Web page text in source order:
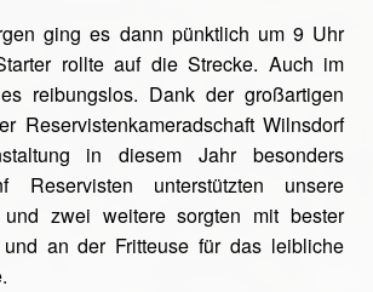
ging es dann pünktlich um 9 Uhr
rollte auf die Strecke. Auch im
reibungslos. Dank der großartigen
Reservistenkameradschaft Wilnsdorf
in diesem Jahr besonders
Reservisten unterstützten unsere
und zwei weitere sorgten mit bester
an der Fritteuse für das leibliche